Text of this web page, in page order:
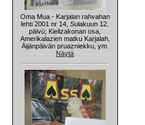
Oma Mua - Karjalan rahvahan
lehti 2001 nr 14, Sulakuun 12.
päivü; Kielizakonan osa,
Amerikalazien matku Karjalah,
Äijänpäivän pruazniekku, ym.
Näytä